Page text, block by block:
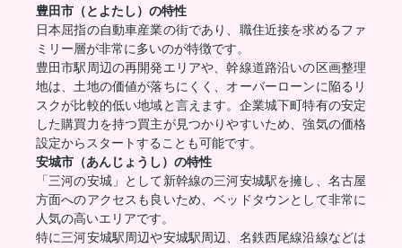
豊田市（とよたし）の特性
日本屈指の自動車産業の街であり、職住近接を求めるファ
ミリー層が非常に多いのが特徴です。
豊田市駅周辺の再開発エリアや、幹線道路沿いの区画整理
地は、土地の価値が落ちにくく、オーバーローンに陥るリ
スクが比較的低い地域と言えます。企業城下町特有の安定
した購買力を持つ買主が見つかりやすいため、強気の価格
設定からスタートすることも可能です。
安城市（あんじょうし）の特性
「三河の安城」として新幹線の三河安城駅を擁し、名古屋
方面へのアクセスも良いため、ベッドタウンとして非常に
人気の高いエリアです。
特に三河安城駅周辺や安城駅周辺、名鉄西尾線沿線などは